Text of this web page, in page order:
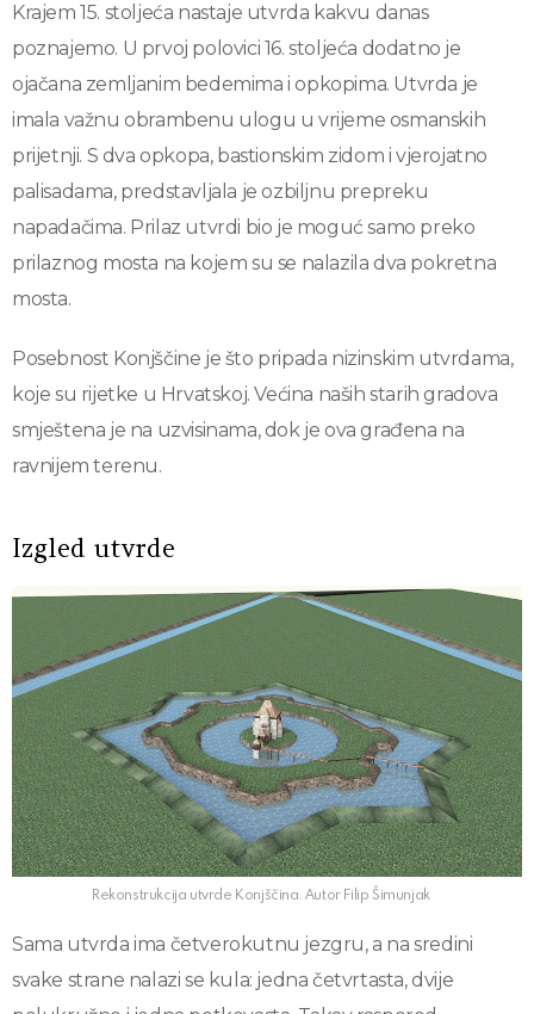
Krajem 15. stoljeća nastaje utvrda kakvu danas
poznajemo. U prvoj polovici 16. stoljeća dodatno je
ojačana zemljanim bedemima i opkopima. Utvrda je
imala važnu obrambenu ulogu u vrijeme osmanskih
prijetnji. S dva opkopa, bastionskim zidom i vjerojatno
palisadama, predstavljala je ozbiljnu prepreku
napadačima. Prilaz utvrdi bio je moguć samo preko
prilaznog mosta na kojem su se nalazila dva pokretna
mosta.
Posebnost Konjščine je što pripada nizinskim utvrdama,
koje su rijetke u Hrvatskoj. Većina naših starih gradova
smještena je na uzvisinama, dok je ova građena na
ravnijem terenu.
Izgled utvrde
Rekonstrukcija utvrde Konjščina. Autor Filip Šimunjak
Sama utvrda ima četverokutnu jezgru, a na sredini
svake strane nalazi se kula: jedna četvrtasta, dvije